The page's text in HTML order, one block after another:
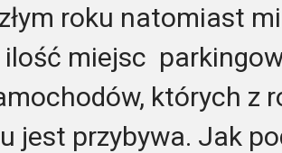
roku natomiast
ilość miejsc
których z
jest przybywa. Jak